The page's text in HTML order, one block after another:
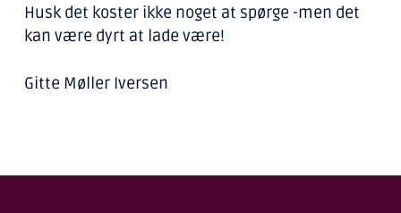
Husk det koster ikke noget at spørge -men det
kan være dyrt at lade være!
Gitte Møller Iversen